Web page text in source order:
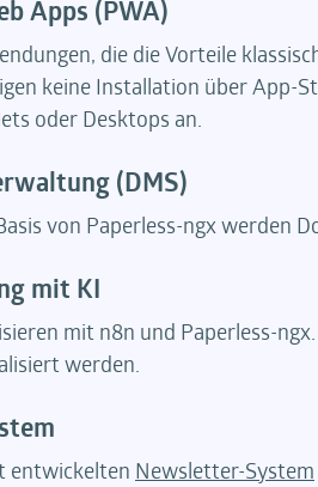
Apps (PWA)
die die Vorteile
keine Installation über App-
oder Desktops an.
(DMS)
von Paperless-ngx
mit KI
mit n8n und Paperless-
werden.
entwickelten Newsletter-System